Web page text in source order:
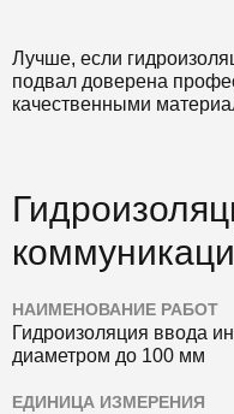
Лучше, если
подвал доверена
качественными
НАИМЕНОВАНИЕ РАБОТ
Гидроизоляция ввода
диаметром до 100 мм
ЕДИНИЦА ИЗМЕРЕНИЯ